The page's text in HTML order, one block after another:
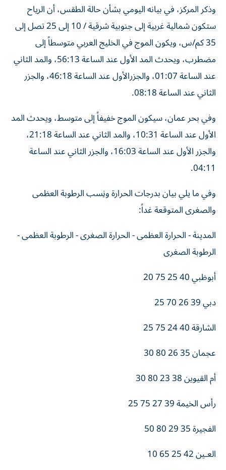
وذكر المركز، في بيانه اليومي بشأن حالة الطقس، أن الرياح
ستكون شمالية غربية إلى جنوبية شرقية / 10 إلى 25 تصل إلى
35 كم/س، ويكون الموج في الخليج العربي متوسطاً إلى
مضطرب، ويحدث المد الأول عند الساعة 56:13، والمد الثاني
عند الساعة 01:07، والجزرالأول عند الساعة 46:18، والجزر
الثاني عند الساعة 08:18.
وفي بحر عمان، سيكون الموج خفيفاً إلى متوسط، ويحدث المد
الأول عند الساعة 10:31، والمد الثاني عند الساعة 21:18،
والجزر الأول عند الساعة 16:03، والجزر الثاني عند الساعة
04:11.
وفي ما يلي بيان بدرجات الحرارة ونِسب الرطوبة العظمى
والصغرى المتوقعة غداً:
المدينة - الحرارة العظمى - الحرارة الصغرى - الرطوبة العظمى -
الرطوبة الصغرى
أبوظبي 40 25 75 20
دبي 39 26 70 25
الشارقة 40 24 75 25
عجمان 35 26 80 30
أم القيوين 38 23 80 30
رأس الخيمة 39 27 75 25
الفجيرة 35 29 80 50
العـين 42 25 65 10